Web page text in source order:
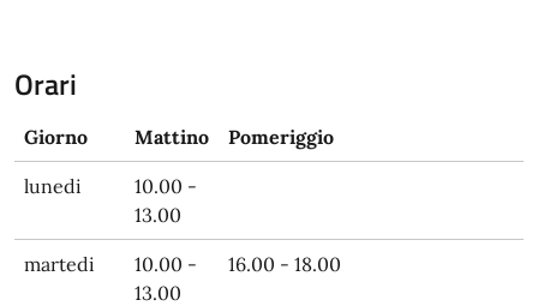
Orari
Giorno Mattino Pomeriggio
lunedi
10.00 -
13.00
martedi
10.00 -
13.00
16.00 - 18.00